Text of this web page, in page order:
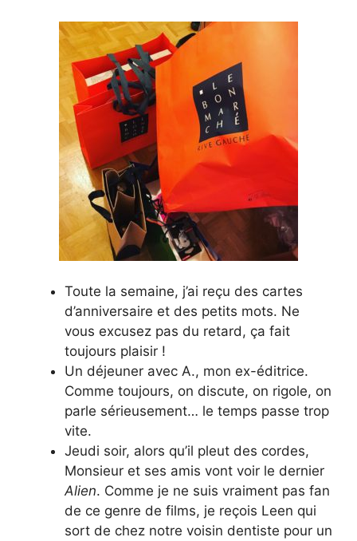
Toute la semaine, j’ai reçu des cartes
d’anniversaire et des petits mots. Ne
vous excusez pas du retard, ça fait
toujours plaisir !
Un déjeuner avec A., mon ex-éditrice.
Comme toujours, on discute, on rigole, on
parle sérieusement… le temps passe trop
vite.
Jeudi soir, alors qu’il pleut des cordes,
Monsieur et ses amis vont voir le dernier
Alien. Comme je ne suis vraiment pas fan
de ce genre de films, je reçois Leen qui
sort de chez notre voisin dentiste pour un